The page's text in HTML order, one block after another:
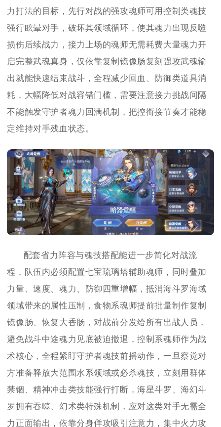
力打法的目标，先行对战的强攻魂师可用控制类魂技
强行眩晕对手，破坏其领域循环，使其魂力出现反噬
损伤后续战力，接力上场的魂师无需耗费大量魂力开
启完整武魂真身，仅依靠复制镜像肠复刻强攻武魂输
出就能快速结束战斗，全程减少回血、防御类道具消
耗，大幅降低对战容错门槛，需要注意接力挑战间隔
不能触发守护者魂力回满机制，把控衔接节奏才能稳
定维持对手残血状态。
配套省力阵容与魂技搭配能进一步简化对战流
程，队伍内必须配置七宝琉璃塔辅助魂师，同时叠加
力量、速度、魂力、防御四重增幅，抵消海斗罗海域
领域带来的属性压制，食物系魂师提前批量制作复制
镜像肠、恢复大香肠，对战前分发给所有出战人员，
避免战斗中途魂力见底被迫撤退，控制系魂师作为战
术核心，全程紧盯守护者魂技前摇动作，一旦察觉对
方准备释放大范围水系领域或必杀魂技，立刻用群体
禁锢、精神冲击类技能强行打断，海星斗罗、海幻斗
罗拥有吞噬、幻术类特殊机制，应对这类对手无需全
力正面输出，依靠分身佯攻吸引注意力，集中火力攻